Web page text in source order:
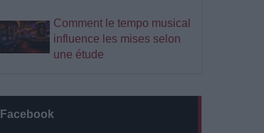
Comment le tempo musical
influence les mises selon
une étude
Facebook